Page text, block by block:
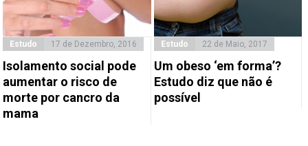
Estudo 17 de Dezembro, 2016
Isolamento social pode
aumentar o risco de
morte por cancro da
mama
Estudo 22 de Maio, 2017
Um obeso ‘em forma’?
Estudo diz que não é
possível